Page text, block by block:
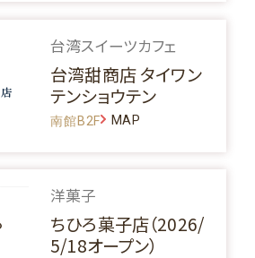
台湾スイーツカフェ
台湾甜商店 タイワン
テンショウテン
南館B2F MAP
洋菓子
ちひろ菓子店（2026/
5/18オープン）